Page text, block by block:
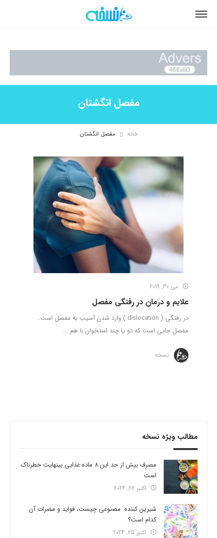
مفصل انگشتان
خانه مفصل انگشتان
می 30, 2019
علایم و درمان در رفتگی مفصل
در رفتگی ( dislocation ) وارد شدن آسیب به مفصل است.
مفصل جایی است که دو یا چند استخوان با هم ...
نسخه
مطالب ویژه نسخه
مصرف بیش از حد این 8 ماده غذایی بینهایت خطرناک
است
اکتبر 26, 2024
شیرین کننده مصنوعی چیست، فواید و مضرات آن
کدام است؟
اکتبر 25, 2024